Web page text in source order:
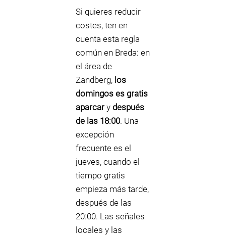
Si quieres reducir
costes, ten en
cuenta esta regla
común en Breda: en
el área de
Zandberg, los
domingos es gratis
aparcary después
de las 18:00. Una
excepción
frecuente es el
jueves, cuando el
tiempo gratis
empieza más tarde,
después de las
20:00. Las señales
locales y las